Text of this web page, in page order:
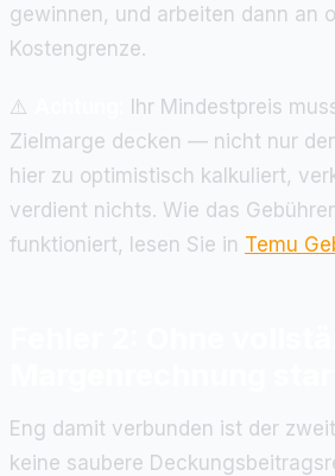
gewinnen, und arbeiten dann an
Kostengrenze.
⚠️
Ihr Mindestpreis
Zielmarge decken — nicht nur
hier zu optimistisch kalkuliert,
verdient nichts. Wie das
funktioniert, lesen Sie in Temu
Eng damit verbunden ist der
keine saubere